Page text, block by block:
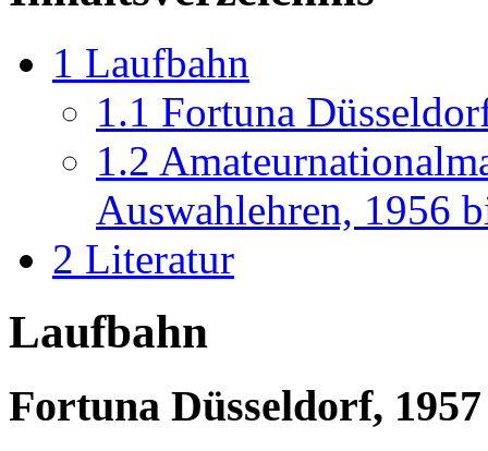
1 Laufbahn
1.1 Fortuna
1.2
Auswahlehren, 1956
2 Literatur
Laufbahn
Fortuna Düsseldorf,